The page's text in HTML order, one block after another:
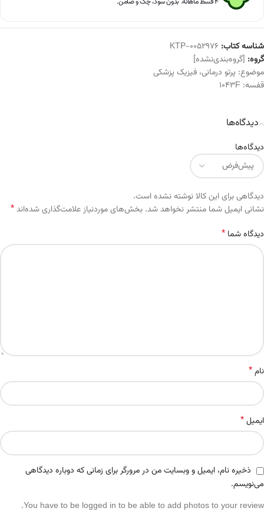
شناسه کتاب: KTP-0052976
گروه: [گروه‌بندی‌نشده]
موضوع: پرتو درمانی، فیزیک پزشکی
قفسه: 1043F
دیدگاه‌ها
دیدگاه‌ها
دیدگاهی برای این کالا نوشته نشده است.
نشانی ایمیل شما منتشر نخواهد شد. بخش‌های موردنیاز علامت‌گذاری شده‌اند*
دیدگاه شما *
نام*
ایمیل*
ذخیره نام، ایمیل و وبسایت من در مرورگر برای زمانی که دوباره دیدگاهی
می‌نویسم.
You have to be logged in to be able to add photos to your review.
Alternative: